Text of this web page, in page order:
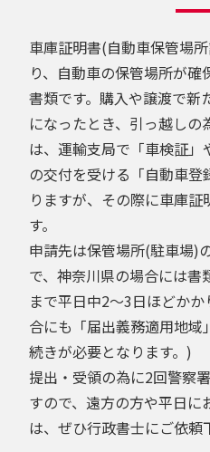
車庫証明書(自動車保管場
り、自動車の保管場所が
書類です。購入や譲渡で新
になったとき、引っ越し
は、運輸支局で「車検証
の交付を受ける「自動車
りますが、その際に車庫
す。
申請先は保管場所(駐車場)
で、神奈川県の場合には
まで平日中2～3日ほどか
合にも「届出義務適用地
続きが必要となります。)
提出・受領の為に2回警察
すので、遠方の方や平日に
は、ぜひ行政書士にご依頼